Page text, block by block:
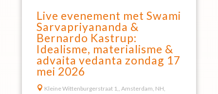
Live evenement met Swami
Sarvapriyananda &
Bernardo Kastrup:
Idealisme, materialisme &
advaita vedanta zondag 17
mei 2026
 Kleine Wittenburgerstraat 1,, Amsterdam, NH,